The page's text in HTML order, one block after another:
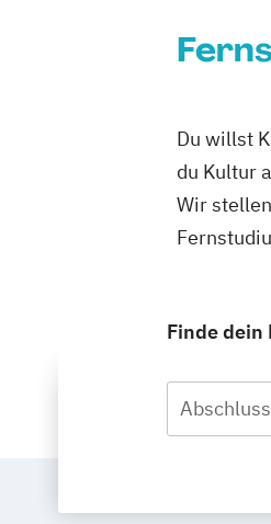
Du willst
du Kultur
Wir
Finde